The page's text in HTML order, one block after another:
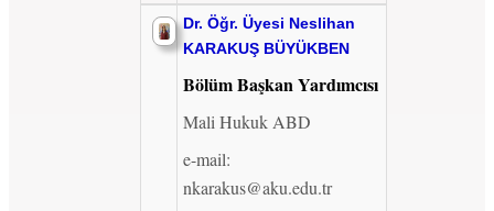
Dr. Öğr. Üyesi Neslihan
KARAKUŞ BÜYÜKBEN
Bölüm Başkan Yardımcısı
Mali Hukuk ABD
e-mail:
nkarakus@aku.edu.tr